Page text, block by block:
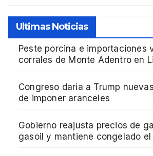
Ultimas Noticias
Peste porcina e importaciones
corrales de Monte Adentro en
Congreso daría a Trump
de imponer aranceles
Gobierno reajusta precios de
gasoil y mantiene congelado el